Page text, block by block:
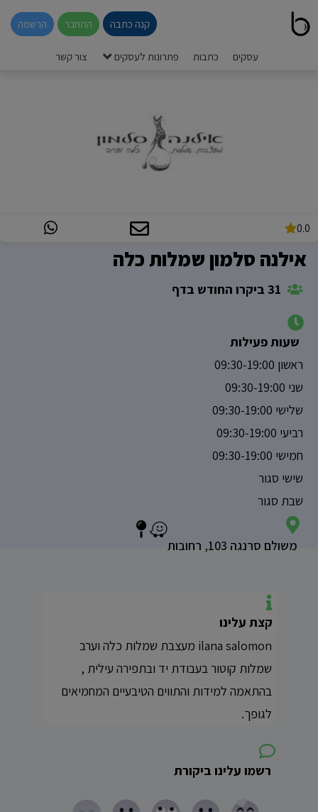
קנה כתבה התחבר הרשמה
עסקים כתבות פתרונות לעסקים צור קשר
0.0
אילנה סלמון שמלות כלה
שעות פעילות
ראשון 09:30-19:00
שני 09:30-19:00
שלישי 09:30-19:00
רביעי 09:30-19:00
חמישי 09:30-19:00
שישי סגור
שבת סגור
משולם סרנגה 103, רחובות
קצת עלינו
ilana salomon מעצבת שמלות כלה וערב
שמלות קוטור בעבודת יד ובתפירה עילית ,
בהתאמה למידות והתווים הטיבעיים המחמיאים
לגופך.
רשמו עלינו ביקורת